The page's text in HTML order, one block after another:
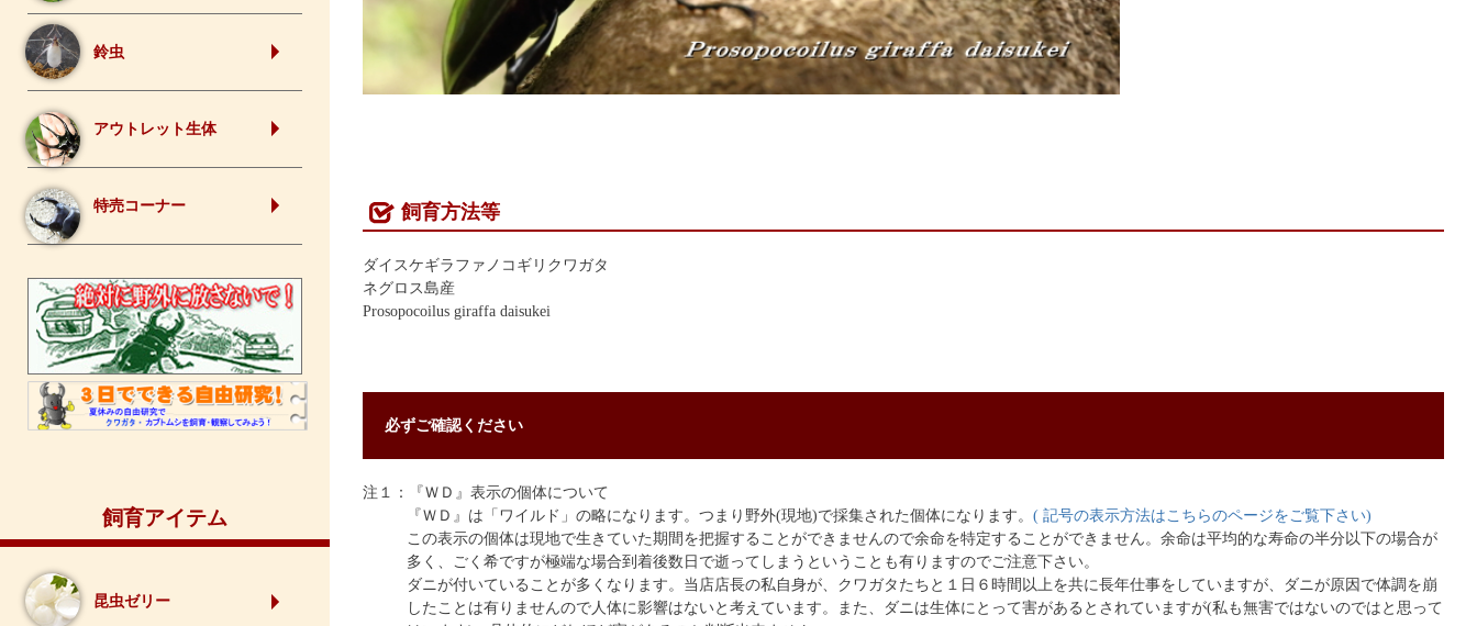
鈴虫
アウトレット生体
特売コーナー
飼育アイテム
昆虫ゼリー
飼育方法等
ダイスケギラファノコギリクワガタ
ネグロス島産
Prosopocoilus giraffa daisukei
必ずご確認ください
注１：『ＷＤ』表示の個体について
『ＷＤ』は「ワイルド」の略になります。つまり野外(現地)で採集された個体になります。 ( 記号の表示方法はこちらのページをご覧下さい)
この表示の個体は現地で生きていた期間を把握することができませんので余命を特定することができません。余命は平均的な寿命の半分以下の場合が
多く、ごく希ですが極端な場合到着後数日で逝ってしまうということも有りますのでご注意下さい。
ダニが付いていることが多くなります。当店店長の私自身が、クワガタたちと１日６時間以上を共に長年仕事をしていますが、ダニが原因で体調を崩
したことは有りませんので人体に影響はないと考えています。また、ダニは生体にとって害があるとされていますが(私も無害ではないのではと思って